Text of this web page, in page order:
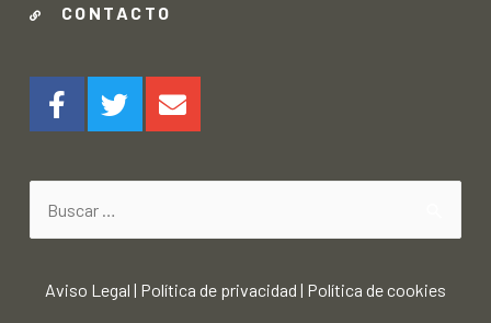
CONTACTO
Aviso Legal | Política de privacidad | Política de cookies